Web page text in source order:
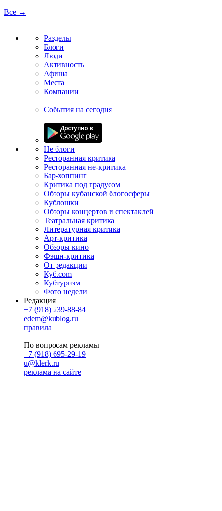
Все →
Разделы
Блоги
Люди
Активность
Афиша
Места
Компании
События на сегодня
Не блоги
Ресторанная критика
Ресторанная не-критика
Бар-хоппинг
Критика под градусом
Обзоры кубанской блогосферы
Кублошки
Обзоры концертов и спектаклей
Театральная критика
Литературная критика
Арт-критика
Обзоры кино
Фэшн-критика
От редакции
Куб.com
Кубтуризм
Фото недели
Редакция
+7 (918) 239-88-84
edem@kublog.ru
правила
По вопросам рекламы
+7 (918) 695-29-19
u@klerk.ru
реклама на сайте